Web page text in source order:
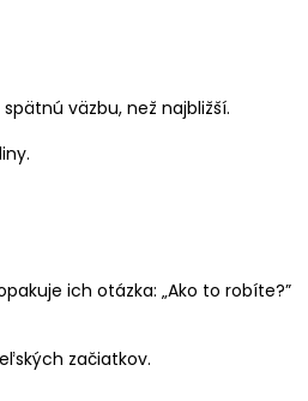
väzbu, než najbližší.
ich otázka: „Ako to robíte?”
začiatkov.